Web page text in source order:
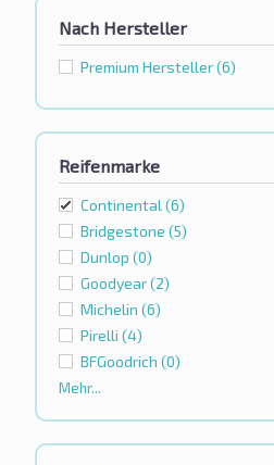
Nach Hersteller
Premium Hersteller(6)
Reifenmarke
Continental (6)
Bridgestone (5)
Dunlop (0)
Goodyear(2)
Michelin (6)
Pirelli (4)
BFGoodrich (0)
Mehr...